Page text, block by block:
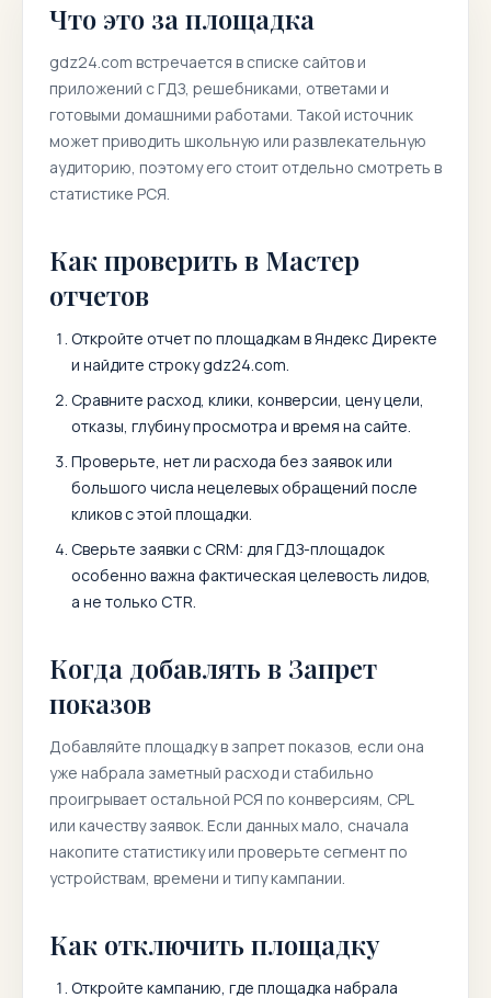
Что это за площадка
gdz24.com встречается в списке сайтов и
приложений с ГДЗ, решебниками, ответами и
готовыми домашними работами. Такой источник
может приводить школьную или развлекательную
аудиторию, поэтому его стоит отдельно смотреть в
статистике РСЯ.
Как проверить в Мастер
отчетов
Откройте отчет по площадкам в Яндекс Директе
и найдите строкуgdz24.com.
Сравните расход, клики, конверсии, цену цели,
отказы, глубину просмотра и время на сайте.
Проверьте, нет ли расхода без заявок или
большого числа нецелевых обращений после
кликов с этой площадки.
Сверьте заявки с CRM: для ГДЗ-площадок
особенно важна фактическая целевость лидов,
а не только CTR.
Когда добавлять в Запрет
показов
Добавляйте площадку в запрет показов, если она
уже набрала заметный расход и стабильно
проигрывает остальной РСЯ по конверсиям, CPL
или качеству заявок. Если данных мало, сначала
накопите статистику или проверьте сегмент по
устройствам, времени и типу кампании.
Как отключить площадку
Откройте кампанию, где площадка набрала